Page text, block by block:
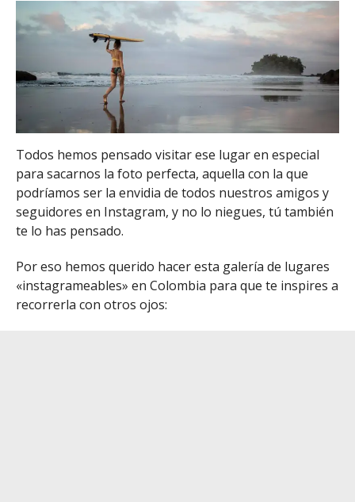
Todos hemos pensado visitar ese lugar en especial
para sacarnos la foto perfecta, aquella con la que
podríamos ser la envidia de todos nuestros amigos y
seguidores en Instagram, y no lo niegues, tú también
te lo has pensado.
Por eso hemos querido hacer esta galería de lugares
«instagrameables» en Colombia para que te inspires a
recorrerla con otros ojos: